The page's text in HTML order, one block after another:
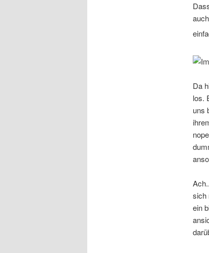
Da
los.
uns
sich
ein